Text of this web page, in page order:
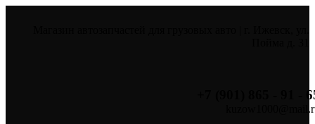
+7 (901) 865 - 91 -